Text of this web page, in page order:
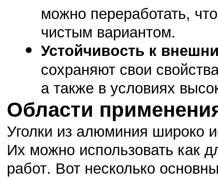
23:41:00
Защита своей Родины должна стать долгом
0
02.11.14
можно переработать,
чистым вариантом.
Устойчивость к
сохраняют свои
а также в условиях
Области
Уголки из алюминия широко
Их можно использовать как
работ. Вот несколько